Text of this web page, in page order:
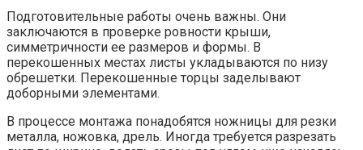
Подготовительные работы очень важны. Они
заключаются в проверке ровности крыши,
симметричности ее размеров и формы. В
перекошенных местах листы укладываются по низу
обрешетки. Перекошенные торцы заделывают
доборными элементами.
В процессе монтажа понадобятся ножницы для резки
металла, ножовка, дрель. Иногда требуется разрезать